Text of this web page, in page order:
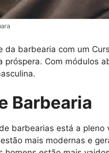
da barbearia com um
próspera. Com módulos
Barbearia
barbearias está a
mais modernas e